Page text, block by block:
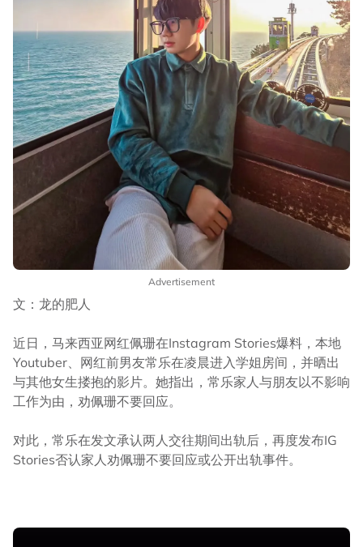
Advertisement
文：龙的肥人
近日，马来西亚网红佩珊在Instagram Stories爆料，本地
Youtuber、网红前男友常乐在凌晨进入学姐房间，并晒出
与其他女生搂抱的影片。她指出，常乐家人与朋友以不影响
工作为由，劝佩珊不要回应。
对此，常乐在发文承认两人交往期间出轨后，再度发布IG
Stories否认家人劝佩珊不要回应或公开出轨事件。